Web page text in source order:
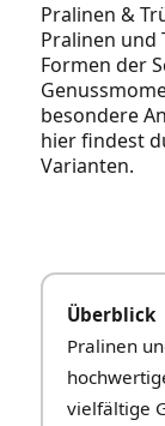
Pralinen &
Pralinen und
Formen der
besondere
hier findest
Varianten.
Überblick
Pralinen
vielfältige